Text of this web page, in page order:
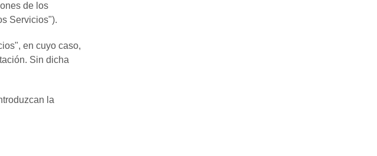
de los
Servicios").
en cuyo caso,
Sin dicha
la